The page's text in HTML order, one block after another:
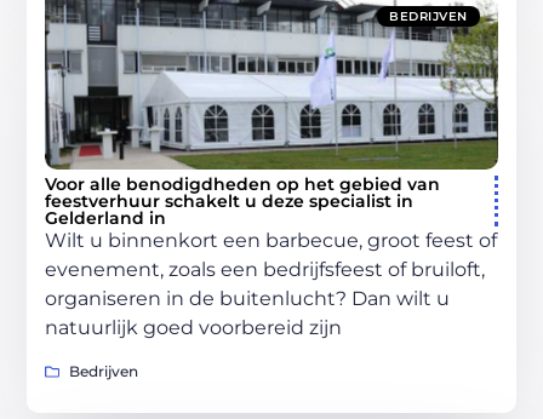
BEDRIJVEN
Voor alle benodigdheden op het gebied van
feestverhuur schakelt u deze specialist in
Gelderland in
Wilt u binnenkort een barbecue, groot feest of
evenement, zoals een bedrijfsfeest of bruiloft,
organiseren in de buitenlucht? Dan wilt u
natuurlijk goed voorbereid zijn
Bedrijven